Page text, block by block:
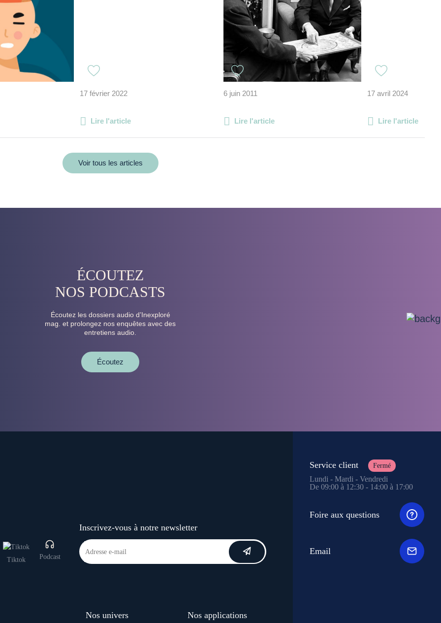
17 février 2022
Lire l'article
6 juin 2011
Lire l'article
17 avril 2024
Lire l'article
Voir tous les articles
ÉCOUTEZ
NOS PODCASTS
Écoutez les dossiers audio d’Inexploré
mag. et prolongez nos enquêtes avec des
entretiens audio.
Écoutez
Tiktok Podcast
Inscrivez-vous à notre newsletter
Nos univers Nos applications
Service client Fermé
Lundi - Mardi - Vendredi
De 09:00 à 12:30 - 14:00 à 17:00
Foire aux questions
Email